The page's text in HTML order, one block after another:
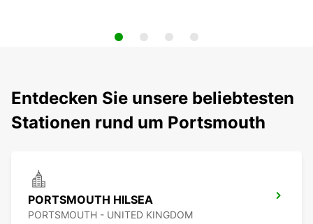
Entdecken Sie unsere beliebtesten
Stationen rund um Portsmouth
PORTSMOUTH HILSEA
PORTSMOUTH - UNITED KINGDOM